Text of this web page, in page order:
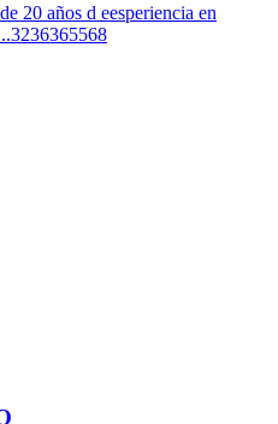
20 años d eesperiencia en